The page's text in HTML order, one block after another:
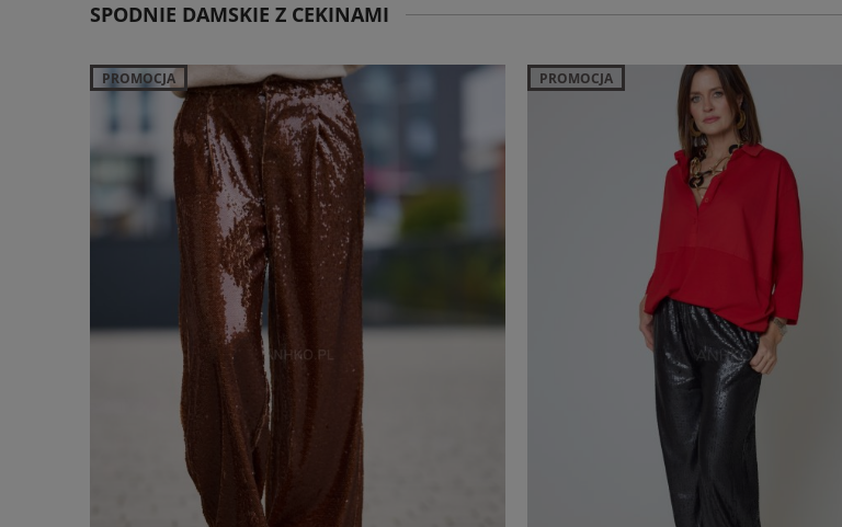
SPODNIE DAMSKIE Z CEKINAMI
PROMOCJA PROMOCJA